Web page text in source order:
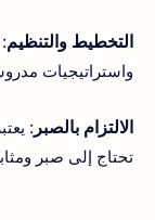
التخطيط والتنظيم
واستراتيجيات
الالتزام بالصبر :
تحتاج إلى صبر